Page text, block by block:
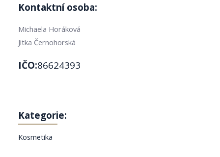
Kontaktní osoba:
Michaela Horáková
Jitka Černohorská
IČO:86624393
Kategorie:
Kosmetika